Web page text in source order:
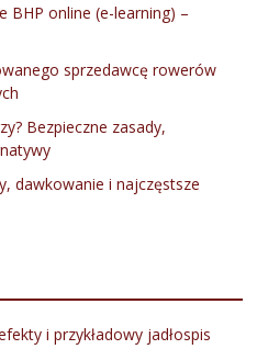
BHP online (e-learning) –
sprzedawcę rowerów
Bezpieczne zasady,
dawkowanie i najczęstsze
i przykładowy jadłospis